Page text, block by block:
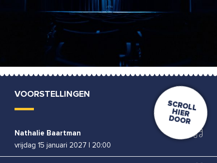
VOORSTELLINGEN
Nathalie Baartman
vrijdag 15 januari 2027
20:00